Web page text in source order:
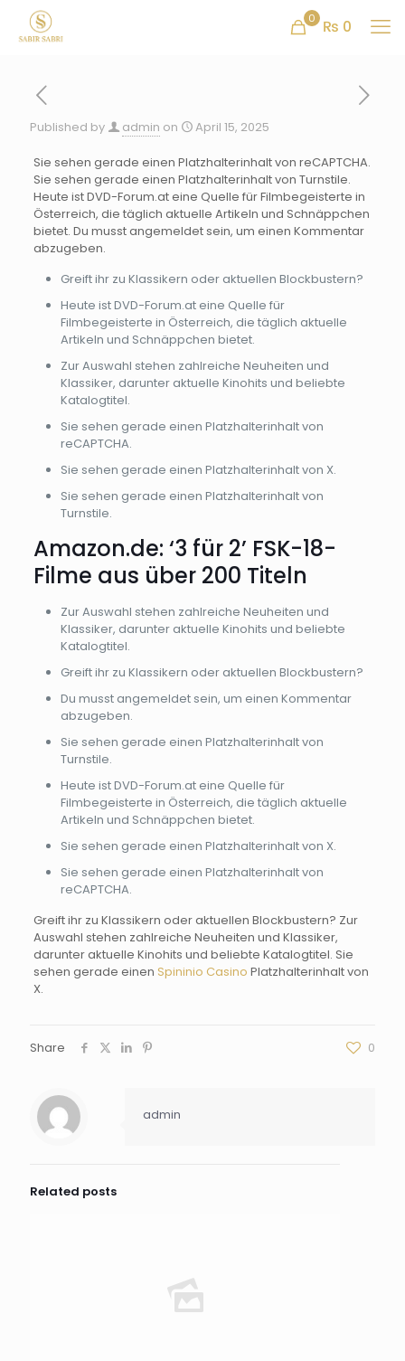
0 ₨ 0
Published by admin on April 15, 2025
Sie sehen gerade einen Platzhalterinhalt von reCAPTCHA.
Sie sehen gerade einen Platzhalterinhalt von Turnstile.
Heute ist DVD-Forum.at eine Quelle für Filmbegeisterte in
Österreich, die täglich aktuelle Artikeln und Schnäppchen
bietet. Du musst angemeldet sein, um einen Kommentar
abzugeben.
Greift ihr zu Klassikern oder aktuellen Blockbustern?
Heute ist DVD-Forum.at eine Quelle für
Filmbegeisterte in Österreich, die täglich aktuelle
Artikeln und Schnäppchen bietet.
Zur Auswahl stehen zahlreiche Neuheiten und
Klassiker, darunter aktuelle Kinohits und beliebte
Katalogtitel.
Sie sehen gerade einen Platzhalterinhalt von
reCAPTCHA.
Sie sehen gerade einen Platzhalterinhalt von X.
Sie sehen gerade einen Platzhalterinhalt von
Turnstile.
Amazon.de: ‘3 für 2’ FSK-18-
Filme aus über 200 Titeln
Zur Auswahl stehen zahlreiche Neuheiten und
Klassiker, darunter aktuelle Kinohits und beliebte
Katalogtitel.
Greift ihr zu Klassikern oder aktuellen Blockbustern?
Du musst angemeldet sein, um einen Kommentar
abzugeben.
Sie sehen gerade einen Platzhalterinhalt von
Turnstile.
Heute ist DVD-Forum.at eine Quelle für
Filmbegeisterte in Österreich, die täglich aktuelle
Artikeln und Schnäppchen bietet.
Sie sehen gerade einen Platzhalterinhalt von X.
Sie sehen gerade einen Platzhalterinhalt von
reCAPTCHA.
Greift ihr zu Klassikern oder aktuellen Blockbustern? Zur
Auswahl stehen zahlreiche Neuheiten und Klassiker,
darunter aktuelle Kinohits und beliebte Katalogtitel. Sie
sehen gerade einen Spininio Casino Platzhalterinhalt von
X.
Share 0
admin
Related posts